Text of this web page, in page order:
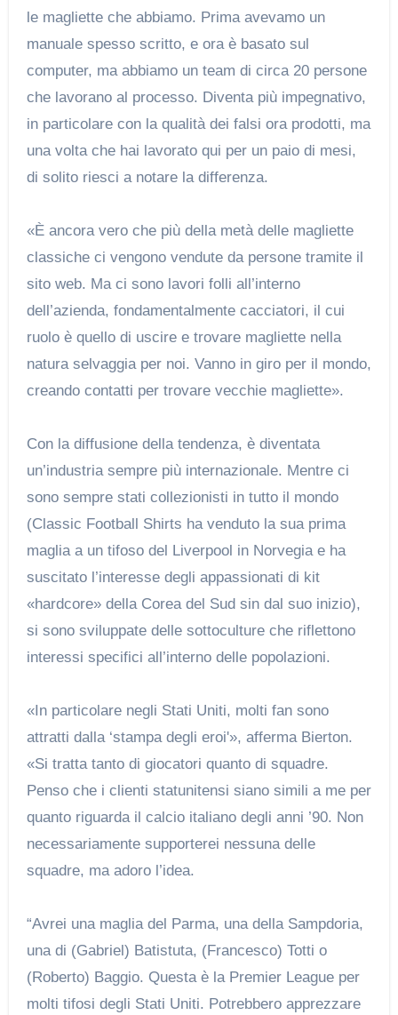
le magliette che abbiamo. Prima avevamo un
manuale spesso scritto, e ora è basato sul
computer, ma abbiamo un team di circa 20 persone
che lavorano al processo. Diventa più impegnativo,
in particolare con la qualità dei falsi ora prodotti, ma
una volta che hai lavorato qui per un paio di mesi,
di solito riesci a notare la differenza.
«È ancora vero che più della metà delle magliette
classiche ci vengono vendute da persone tramite il
sito web. Ma ci sono lavori folli all’interno
dell’azienda, fondamentalmente cacciatori, il cui
ruolo è quello di uscire e trovare magliette nella
natura selvaggia per noi. Vanno in giro per il mondo,
creando contatti per trovare vecchie magliette».
Con la diffusione della tendenza, è diventata
un’industria sempre più internazionale. Mentre ci
sono sempre stati collezionisti in tutto il mondo
(Classic Football Shirts ha venduto la sua prima
maglia a un tifoso del Liverpool in Norvegia e ha
suscitato l’interesse degli appassionati di kit
«hardcore» della Corea del Sud sin dal suo inizio),
si sono sviluppate delle sottoculture che riflettono
interessi specifici all’interno delle popolazioni.
«In particolare negli Stati Uniti, molti fan sono
attratti dalla ‘stampa degli eroi'», afferma Bierton.
«Si tratta tanto di giocatori quanto di squadre.
Penso che i clienti statunitensi siano simili a me per
quanto riguarda il calcio italiano degli anni ’90. Non
necessariamente supporterei nessuna delle
squadre, ma adoro l’idea.
“Avrei una maglia del Parma, una della Sampdoria,
una di (Gabriel) Batistuta, (Francesco) Totti o
(Roberto) Baggio. Questa è la Premier League per
molti tifosi degli Stati Uniti. Potrebbero apprezzare